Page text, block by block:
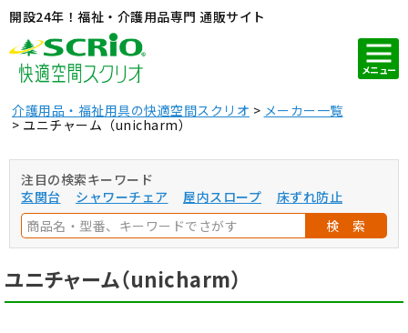
開設24年！福祉・介護用品専門 通販サイト
メニュー
介護用品・福祉用具の快適空間スクリオ
メーカー一覧
ユニチャーム（unicharm）
注目の検索キーワード
玄関台
シャワーチェア 屋内スロープ
床ずれ防止
検 索
ユニチャーム（unicharm）